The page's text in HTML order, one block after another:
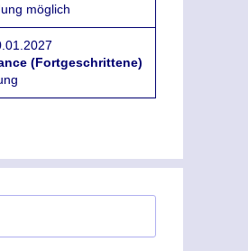
möglich
(Fortgeschrittene)